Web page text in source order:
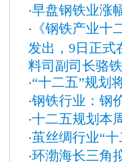
·早盘钢铁业涨
·
《钢铁产业
发出，9日正式
料司副司长骆
·“十二五”规划
·钢铁行业：钢
·十二五规划本
·茧丝绸行业“
·环渤海长三角